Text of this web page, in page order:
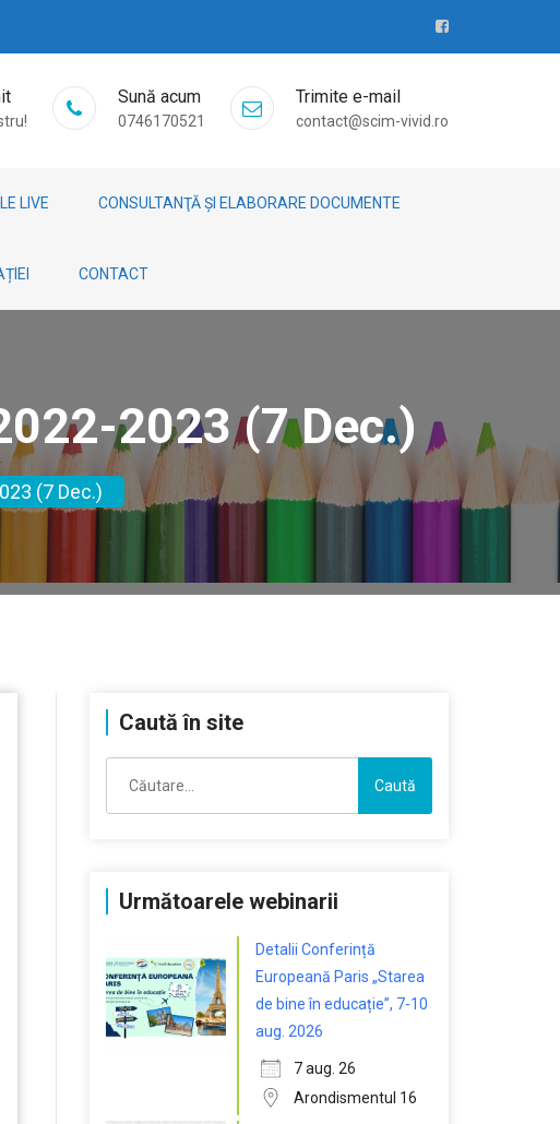
Sună acum
0746170521
Trimite e-mail
contact@scim-vivid.ro
LIVE CONSULTANŢĂ ȘI ELABORARE DOCUMENTE
CONTACT
2023 (7 Dec.)
(7 Dec.)
Caută în site
după:
Următoarele webinarii
Detalii Conferință
Europeană Paris „Starea
de bine în educație”, 7-10
aug. 2026
7 aug. 26
Arondismentul 16